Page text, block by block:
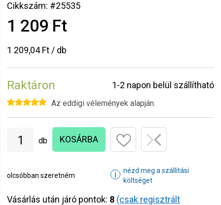
Cikkszám: #25535
1 209 Ft
1 209,04 Ft / db
Raktáron 1-2 napon belül szállítható
Az eddigi vélemények alapján.
db KOSÁRBA
olcsóbban szeretném ℹ
nézd meg a szállítási
költséget
Vásárlás után járó pontok: 8 (csak regisztrált